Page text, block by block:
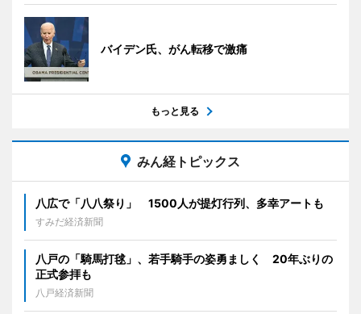
バイデン氏、がん転移で激痛
もっと見る
みん経トピックス
八広で「八八祭り」 1500人が提灯行列、多幸アートも
すみだ経済新聞
八戸の「騎馬打毬」、若手騎手の姿勇ましく 20年ぶりの
正式参拝も
八戸経済新聞